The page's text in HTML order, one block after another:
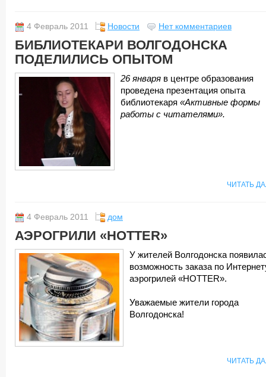
4 Февраль 2011 Новости Нет комментариев
БИБЛИОТЕКАРИ ВОЛГОДОНСКА
ПОДЕЛИЛИСЬ ОПЫТОМ
26 января в центре образования
проведена презентация опыта
библиотекаря «Активные формы
работы с читателями».
ЧИТАТЬ
4 Февраль 2011 дом
АЭРОГРИЛИ «HOTTER»
У жителей Волгодонска
возможность заказа по
аэрогрилей «HOTTER».
Уважаемые жители города
Волгодонска!
ЧИТАТЬ